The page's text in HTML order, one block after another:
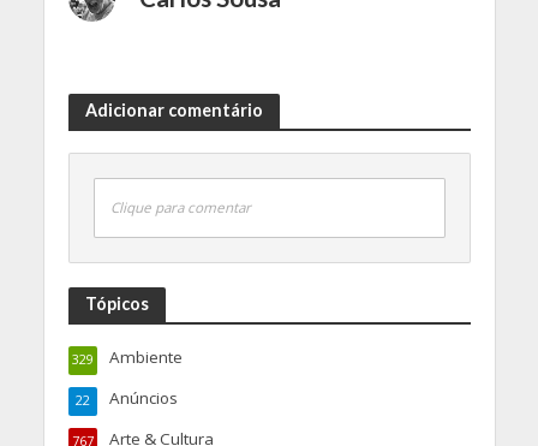
Adicionar comentário
Clique para comentar
Tópicos
Ambiente
329
Anúncios
22
Arte & Cultura
767